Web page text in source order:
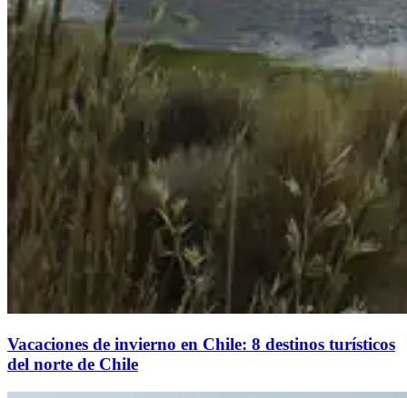
Vacaciones de invierno en Chile: 8 destinos turísticos
del norte de Chile